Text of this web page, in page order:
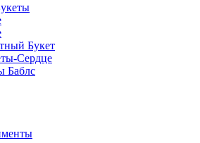
Букет
Сердце
Баблс